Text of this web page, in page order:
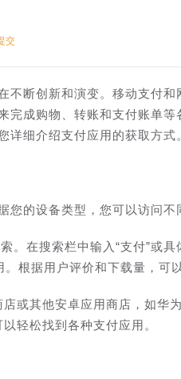
交
不断创新和演变。移动支付
完成购物、转账和支付账单
详细介绍支付应用的获取方式
的设备类型，您可以访问不
。在搜索栏中输入“支付”或具
根据用户评价和下载量，可
或其他安卓应用商店，如华
轻松找到各种支付应用。